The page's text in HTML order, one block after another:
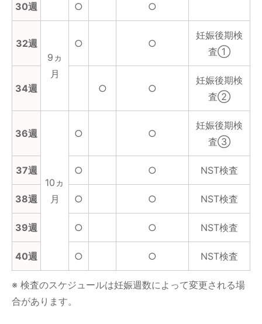
30週 ○ ○
32週
9ヵ
月
○ ○
妊娠後期検
査①
34週 ○ ○
妊娠後期検
査②
36週
10ヵ
月
○ ○
妊娠後期検
査③
37週 ○ ○ NST検査
38週 ○ ○ NST検査
39週 ○ ○ NST検査
40週 ○ ○ NST検査
※ 検査のスケジュールは妊娠週数によって変更される場
合があります。